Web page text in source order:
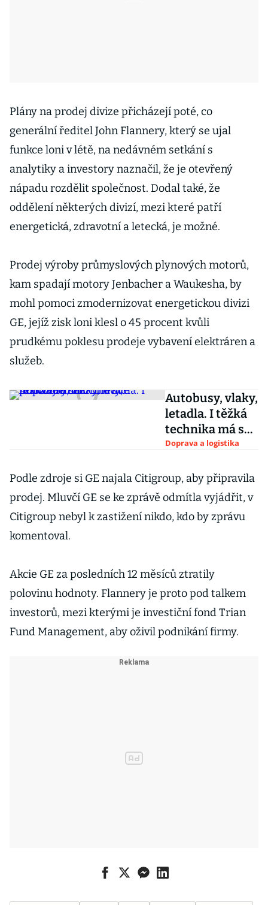
Plány na prodej divize přicházejí poté, co
generální ředitel John Flannery, který se ujal
funkce loni v létě, na nedávném setkání s
analytiky a investory naznačil, že je otevřený
nápadu rozdělit společnost. Dodal také, že
oddělení některých divizí, mezi které patří
energetická, zdravotní a letecká, je možné.
Prodej výroby průmyslových plynových motorů,
kam spadají motory Jenbacher a Waukesha, by
mohl pomoci zmodernizovat energetickou divizi
GE, jejíž zisk loni klesl o 45 procent kvůli
prudkému poklesu prodeje vybavení elektráren a
služeb.
Autobusy, vlaky,
letadla. I těžká
technika má své
impozantní
podívejte se
Doprava a logistika
Podle zdroje si GE najala Citigroup, aby připravila
prodej. Mluvčí GE se ke zprávě odmítla vyjádřit, v
Citigroup nebyl k zastižení nikdo, kdo by zprávu
komentoval.
Akcie GE za posledních 12 měsíců ztratily
polovinu hodnoty. Flannery je proto pod talkem
investorů, mezi kterými je investiční fond Trian
Fund Management, aby oživil podnikání firmy.